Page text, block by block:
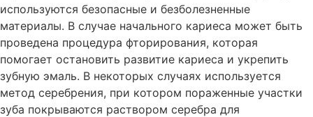
используются безопасные и безболезненные
материалы. В случае начального кариеса может быть
проведена процедура фторирования, которая
помогает остановить развитие кариеса и укрепить
зубную эмаль. В некоторых случаях используется
метод серебрения, при котором пораженные участки
зуба покрываются раствором серебра для